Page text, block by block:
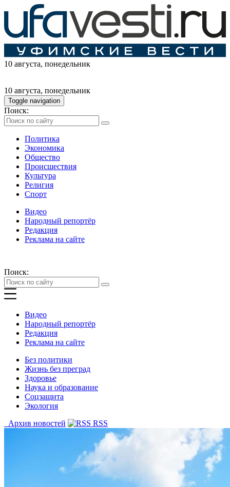
10 августа, понедельник
10 августа, понедельник
Toggle navigation
Поиск:
Политика
Экономика
Общество
Происшествия
Культура
Религия
Спорт
Видео
Народный репортёр
Редакция
Реклама на сайте
Поиск:
Видео
Народный репортёр
Редакция
Реклама на сайте
Без политики
Жизнь без преград
Здоровье
Наука и образование
Соцзащита
Экология
Архив новостей
RSS